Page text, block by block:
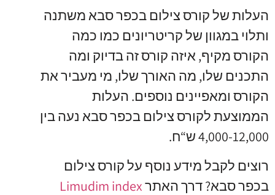
העלות של קורס צילום בכפר סבא משתנה
ותלוי במגוון של קריטריונים כמו כמה
הקורס מקיף, איזה קורס זה בדיוק ומה
התכנים שלו, מה האורך שלו, מי מעביר את
הקורס ומאפיינים נוספים. העלות
הממוצעת לקורס צילום בכפר סבא נעה בין
4,000-12,000 ש“ח.
רוצים לקבל מידע נוסף על קורס צילום
בכפר סבא? דרך האתרLimudim index